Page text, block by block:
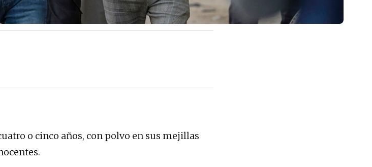
o cinco años, con polvo en sus mejillas